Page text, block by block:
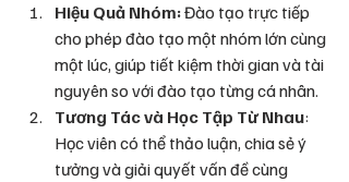
Hiệu Quả Nhóm: Đào tạo trực tiếp
cho phép đào tạo một nhóm lớn cùng
một lúc, giúp tiết kiệm thời gian và tài
nguyên so với đào tạo từng cá nhân.
Tương Tác và Học Tập Từ Nhau:
Học viên có thể thảo luận, chia sẻ ý
tưởng và giải quyết vấn đề cùng